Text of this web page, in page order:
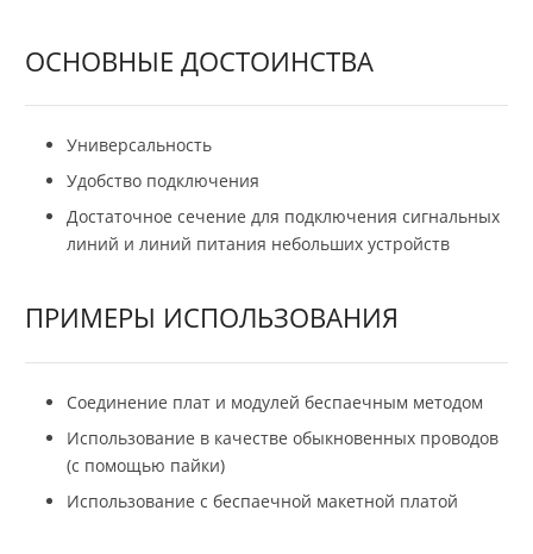
ОСНОВНЫЕ ДОСТОИНСТВА
Универсальность
Удобство подключения
Достаточное сечение для подключения сигнальных
линий и линий питания небольших устройств
ПРИМЕРЫ ИСПОЛЬЗОВАНИЯ
Соединение плат и модулей беспаечным методом
Использование в качестве обыкновенных проводов
(с помощью пайки)
Использование с беспаечной макетной платой